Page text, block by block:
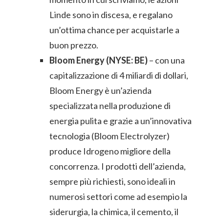
Linde sono in discesa, e regalano
un’ottima chance per acquistarle a
buon prezzo.
Bloom Energy (NYSE: BE)– con una
capitalizzazione di 4 miliardi di dollari,
Bloom Energy è un’azienda
specializzata nella produzione di
energia pulita e grazie a un’innovativa
tecnologia (Bloom Electrolyzer)
produce Idrogeno migliore della
concorrenza. I prodotti dell’azienda,
sempre più richiesti, sono ideali in
numerosi settori come ad esempio la
siderurgia, la chimica, il cemento, il